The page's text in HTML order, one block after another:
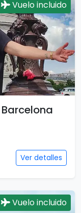
Ver detalles
Vuelo incluido